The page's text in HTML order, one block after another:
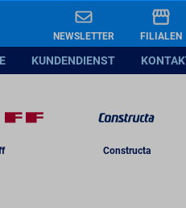
NEWSLETTER FILIALEN
KUNDENDIENST
Constructa
In den